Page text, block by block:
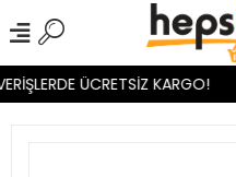
ÜCRETSİZ KARGO!